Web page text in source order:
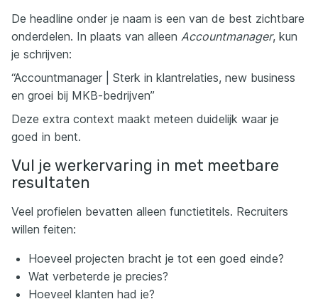
De headline onder je naam is een van de best zichtbare
onderdelen. In plaats van alleen Accountmanager, kun
je schrijven:
“Accountmanager | Sterk in klantrelaties, new business
en groei bij MKB-bedrijven”
Deze extra context maakt meteen duidelijk waar je
goed in bent.
Vul je werkervaring in met meetbare
resultaten
Veel profielen bevatten alleen functietitels. Recruiters
willen feiten:
Hoeveel projecten bracht je tot een goed einde?
Wat verbeterde je precies?
Hoeveel klanten had je?